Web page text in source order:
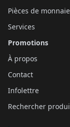
Pièces de monnaie
Services
Promotions
À propos
Contact
Infolettre
Rechercher